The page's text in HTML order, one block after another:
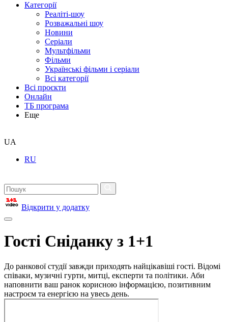
Категорії
Реаліті-шоу
Розважальні шоу
Новини
Серіали
Мультфільми
Фільми
Українські фільми і серіали
Всі категорії
Всі проєкти
Онлайн
ТБ програма
Еще
UA
RU
Відкрити у додатку
Гості Сніданку з 1+1
До ранкової студії завжди приходять найцікавіші гості. Відомі
співаки, музичні гурти, митці, експерти та політики. Аби
наповнити ваш ранок корисною інформацією, позитивним
настроєм та енергією на увесь день.